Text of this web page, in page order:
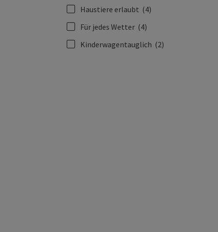
Haustiere erlaubt (4)
Für jedes Wetter (4)
Kinderwagentauglich (2)